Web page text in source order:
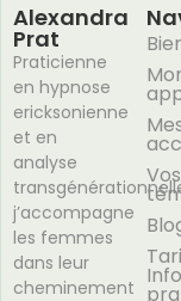
Alexandra
Prat
Praticienne
en hypnose
ericksonienne
et en
analyse
j’accompagne
les femmes
dans leur
cheminement
Vos